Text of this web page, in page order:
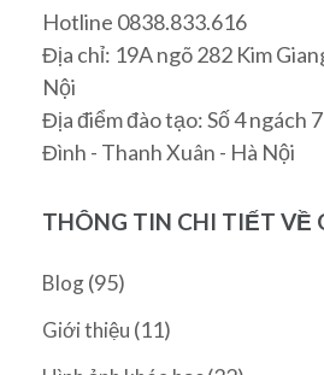
Hotline 0838.833.616
Địa chỉ: 19A ngõ 282 Kim
Nội
Địa điểm đào tạo: Số 4 ngách
Đình - Thanh Xuân - Hà Nội
THÔNG TIN CHI TIẾT VỀ
Blog(95)
Giới thiệu (11)